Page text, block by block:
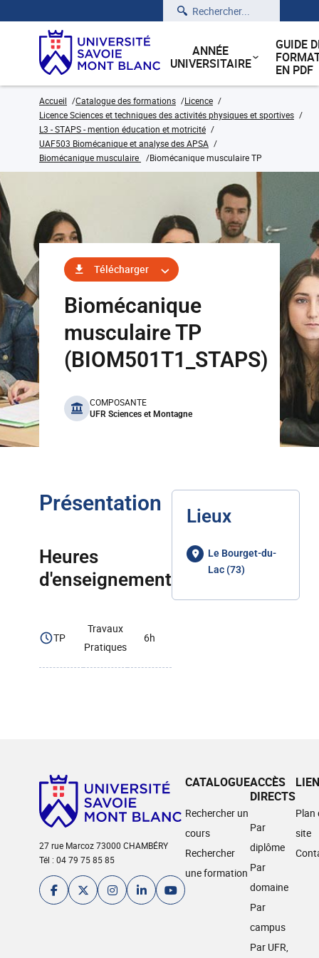
Rechercher
ANNÉE
UNIVERSITAIRE
GUIDE
EN PDF
Accueil Catalogue des formations
Licence
Licence Sciences et techniques des activités physiques et sportives
L3 - STAPS - mention éducation et motricité
UAF503 Biomécanique et analyse des APSA
Biomécanique musculaire
Biomécanique musculaire TP
Télécharger
Biomécanique
musculaire TP
(BIOM501T1_STAPS)
benefits
COMPOSANTE
UFR Sciences et Montagne
Présentation
Heures
d'enseignement
TP
Travaux
Pratiques
6h
Lieux
Le Bourget-du-
Lac (73)
27 rue Marcoz 73000 CHAMBÉRY
Tél : 04 79 75 85 85
CATALOGUE
Rechercher un
cours
Rechercher
une formation
ACCÈS
DIRECTS
Par
diplôme
Par
domaine
Par
campus
Par UFR,
Plan
site